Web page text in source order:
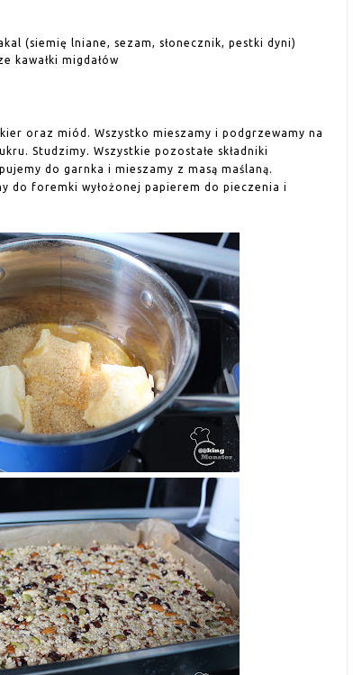
(siemię lniane, sezam, słonecznik, pestki dyni)
kawałki migdałów
oraz miód. Wszystko mieszamy i podgrzewamy na
Studzimy. Wszystkie pozostałe składniki
do garnka i mieszamy z masą maślaną.
do foremki wyłożonej papierem do pieczenia i